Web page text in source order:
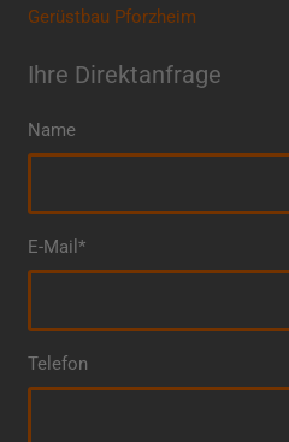
Gerüstbau Pforzheim
Ihre Direktanfrage
Name
E-Mail*
Telefon